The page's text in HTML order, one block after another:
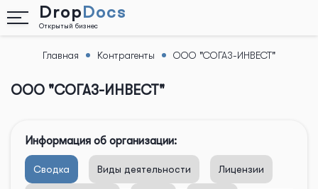
DropDocs
Открытый бизнес
НазадГлавная Контрагенты ООО "СОГАЗ-ИНВЕСТ"
ООО "СОГАЗ-ИНВЕСТ"
Информация об организации:
Сводка Виды деятельности Лицензии